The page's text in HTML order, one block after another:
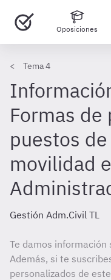
Oposiciones
Tema 4
Formas de
puestos
movilidad
Gestión Adm.Civil TL
Te damos información
Además, si te
personalizados de